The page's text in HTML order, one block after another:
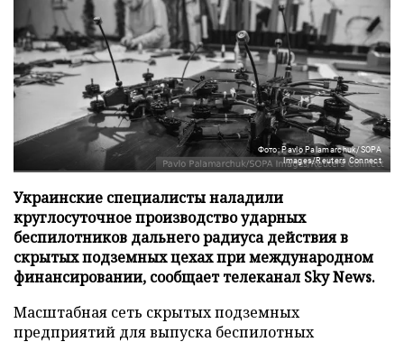
Фото: Pavlo Palamarchuk/SOPA
Images/Reuters Connect
Украинские специалисты наладили
круглосуточное производство ударных
беспилотников дальнего радиуса действия в
скрытых подземных цехах при международном
финансировании, сообщает телеканал Sky News.
Масштабная сеть скрытых подземных
предприятий для выпуска беспилотных